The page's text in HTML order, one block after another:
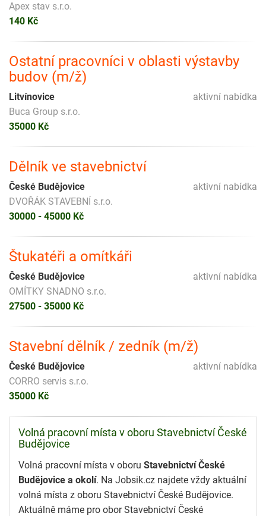
Apex stav s.r.o.
140 Kč
Ostatní pracovníci v oblasti výstavby
budov (m/ž)
aktivní nabídka
Litvínovice
Buca Group s.r.o.
35000 Kč
Dělník ve stavebnictví
aktivní nabídka
České Budějovice
DVOŘÁK STAVEBNÍ s.r.o.
30000 - 45000 Kč
Štukatéři a omítkáři
aktivní nabídka
České Budějovice
OMÍTKY SNADNO s.r.o.
27500 - 35000 Kč
Stavební dělník / zedník (m/ž)
aktivní nabídka
České Budějovice
CORRO servis s.r.o.
35000 Kč
Volná pracovní místa v oboru Stavebnictví České
Budějovice
Volná pracovní místa v oboru Stavebnictví České
Budějovice a okolí. Na Jobsik.cz najdete vždy aktuální
volná místa z oboru Stavebnictví České Budějovice.
Aktuálně máme pro obor Stavebnictví České